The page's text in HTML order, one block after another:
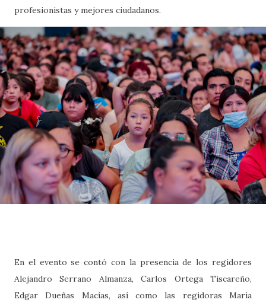
profesionistas y mejores ciudadanos.
En el evento se contó con la presencia de los regidores
Alejandro Serrano Almanza, Carlos Ortega Tiscareño,
Edgar Dueñas Macías, así como las regidoras María